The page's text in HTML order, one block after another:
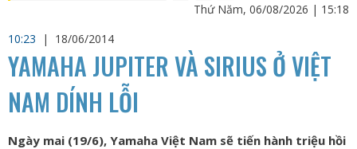
Thứ Năm, 06/08/2026 | 15:18
10:23
| 18/06/2014
YAMAHA JUPITER VÀ SIRIUS Ở VIỆT
NAM DÍNH LỖI
Ngày mai (19/6), Yamaha Việt Nam sẽ tiến hành triệu hồi